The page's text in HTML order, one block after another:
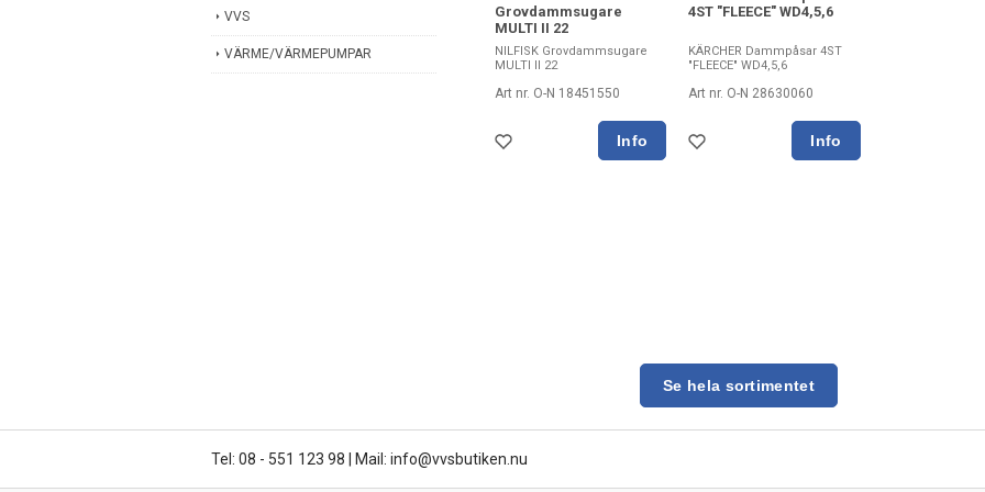
VVS
VÄRME/VÄRMEPUMPAR
Grovdammsugare
MULTI II 22
NILFISK Grovdammsugare
MULTI II 22
Art nr. O-N 18451550
4ST "FLEECE" WD4,5,6
KÄRCHER Dammpåsar 4ST
"FLEECE" WD4,5,6
Art nr. O-N 28630060
Se hela sortimentet
Tel: 08 - 551 123 98 Mail: info@vvsbutiken.nu